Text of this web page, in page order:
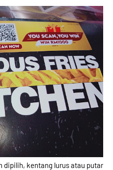
dipilih, kentang lurus atau putar